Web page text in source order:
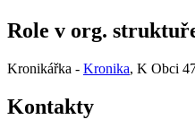
Role v org.
Kronikářka - Kronika, K Obci
Kontakty